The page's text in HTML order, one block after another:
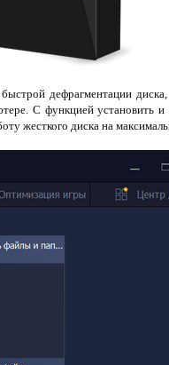
дефрагментации
С функцией установить и
жесткого диска на